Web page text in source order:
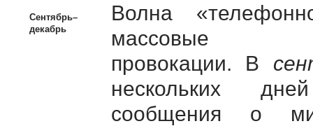
Сентябрь–
декабрь
Волна
провокации. В
нескольких
сообщения о